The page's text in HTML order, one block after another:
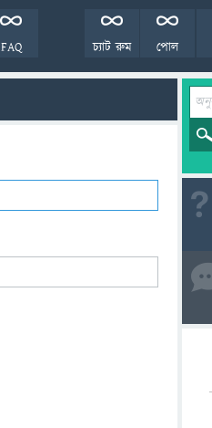
FAQ পোল
চ্যাট রুম